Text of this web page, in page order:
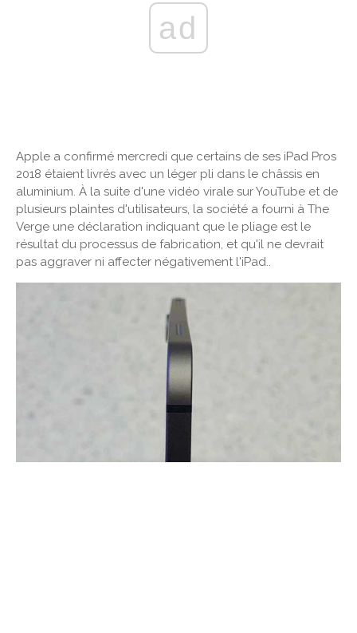
ad
Apple a confirmé mercredi que certains de ses iPad Pros
2018 étaient livrés avec un léger pli dans le châssis en
aluminium. À la suite d'une vidéo virale sur YouTube et de
plusieurs plaintes d'utilisateurs, la société a fourni à The
Verge une déclaration indiquant que le pliage est le
résultat du processus de fabrication, et qu'il ne devrait
pas aggraver ni affecter négativement l'iPad..